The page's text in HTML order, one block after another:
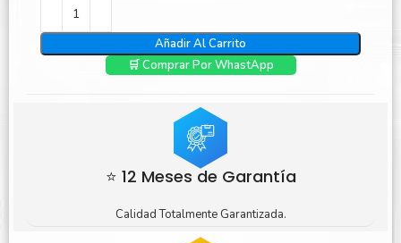
Añadir Al Carrito
🛒 Comprar Por WhastApp
⭐ 12 Meses de Garantía
Calidad Totalmente Garantizada.